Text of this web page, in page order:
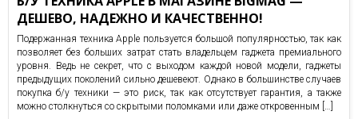
ДЕШЕВО, НАДЕЖНО И КАЧЕСТВЕННО!
Подержанная техника Apple пользуется большой популярностью, так как
позволяет без больших затрат стать владельцем гаджета премиального
уровня. Ведь не секрет, что с выходом каждой новой модели, гаджеты
предыдущих поколений сильно дешевеют. Однако в большинстве случаев
покупка б/у техники — это риск, так как отсутствует гарантия, а также
можно столкнуться со скрытыми поломками или даже откровенным […]